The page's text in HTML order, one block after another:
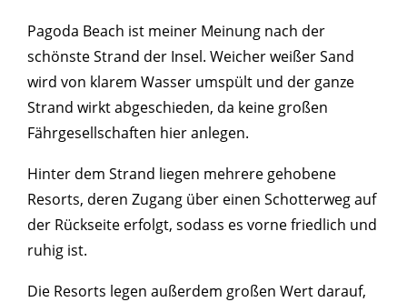
Pagoda Beach ist meiner Meinung nach der
schönste Strand der Insel. Weicher weißer Sand
wird von klarem Wasser umspült und der ganze
Strand wirkt abgeschieden, da keine großen
Fährgesellschaften hier anlegen.
Hinter dem Strand liegen mehrere gehobene
Resorts, deren Zugang über einen Schotterweg auf
der Rückseite erfolgt, sodass es vorne friedlich und
ruhig ist.
Die Resorts legen außerdem großen Wert darauf,